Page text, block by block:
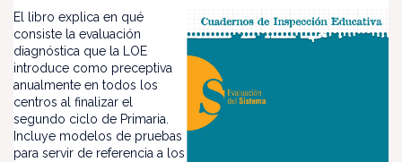
El libro explica en qué
consiste la evaluación
diagnóstica que la LOE
introduce como preceptiva
anualmente en todos los
centros al finalizar el
segundo ciclo de Primaria.
Incluye modelos de pruebas
para servir de referencia a los